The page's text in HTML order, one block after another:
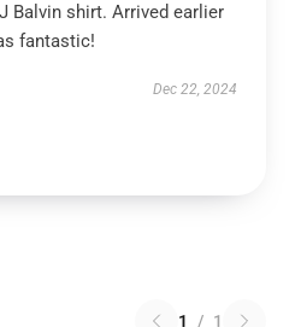
Balvin shirt. Arrived earlier
fantastic!
Dec 22, 2024
1 / 1